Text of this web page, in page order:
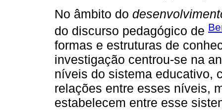
No âmbito do
do discurso pedagógico de
formas e estruturas de
investigação centrou-se na
níveis do sistema educativo,
relações entre esses níveis,
estabelecem entre esse